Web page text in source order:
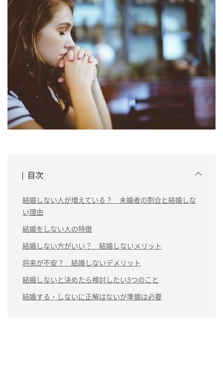
目次
結婚しない人が増えている？ 未婚者の割合と結婚しな
い理由
結婚をしない人の特徴
結婚しない方がいい？ 結婚しないメリット
将来が不安？ 結婚しないデメリット
結婚しないと決めたら検討したい3つのこと
結婚する・しないに正解はないが準備は必要